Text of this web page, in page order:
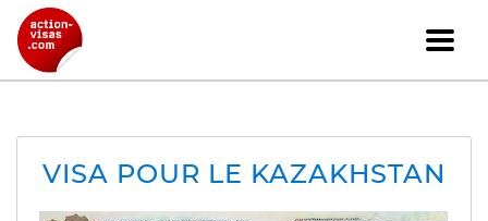
VISA POUR LE KAZAKHSTAN